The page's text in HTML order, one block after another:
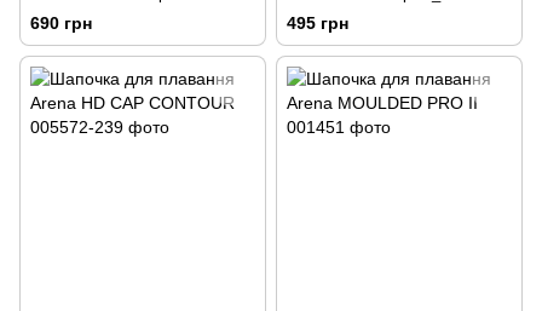
bright_coral
690 грн 495 грн